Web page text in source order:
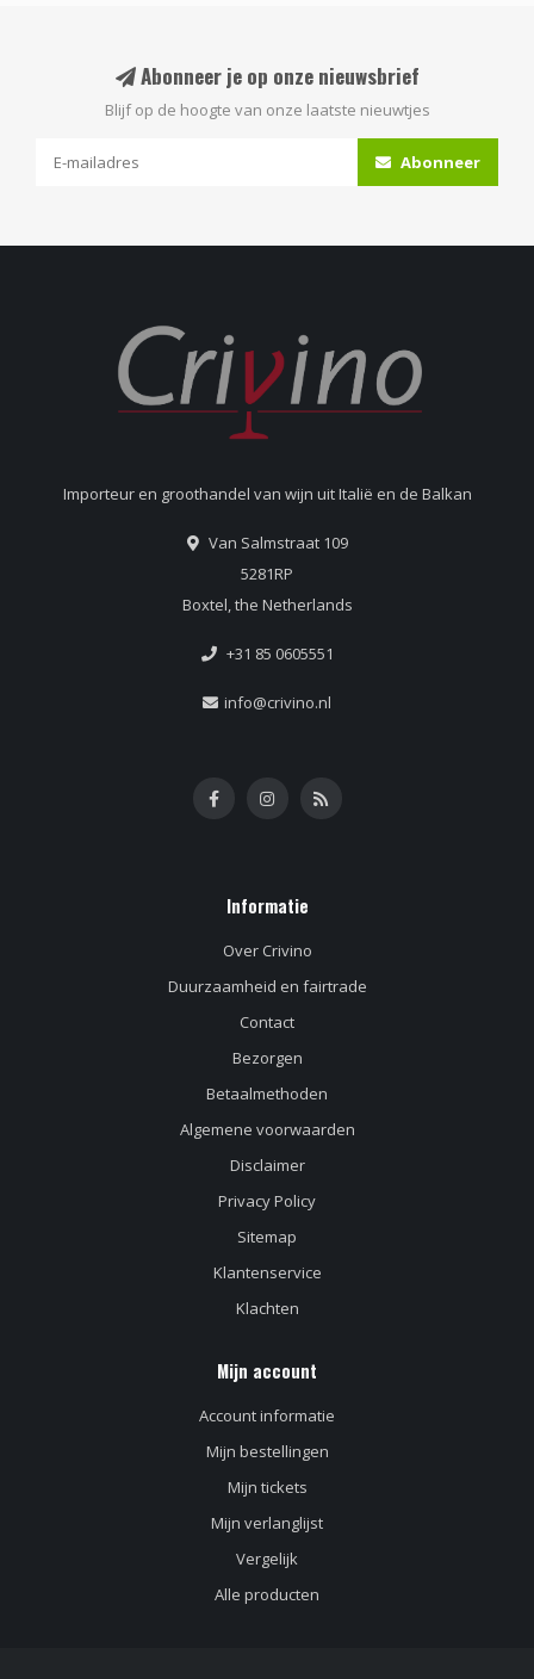
Abonneer je op onze nieuwsbrief
Blijf op de hoogte van onze laatste nieuwtjes
Abonneer
Importeur en groothandel van wijn uit Italië en de Balkan
Van Salmstraat 109
5281RP
Boxtel, the Netherlands
+31 85 0605551
info@crivino.nl
Informatie
Over Crivino
Duurzaamheid en fairtrade
Contact
Bezorgen
Betaalmethoden
Algemene voorwaarden
Disclaimer
Privacy Policy
Sitemap
Klantenservice
Klachten
Mijn account
Account informatie
Mijn bestellingen
Mijn tickets
Mijn verlanglijst
Vergelijk
Alle producten